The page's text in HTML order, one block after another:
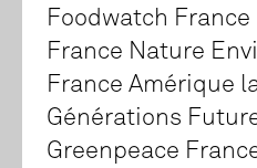
Foodwatch France
France Nature
France Amérique
Générations
Greenpeace